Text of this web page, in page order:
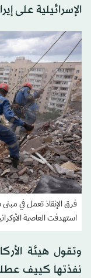
الإسرائيلية على
فرق الإنقاذ تعمل في
استهدفت العاصمة
وتقول هيئة